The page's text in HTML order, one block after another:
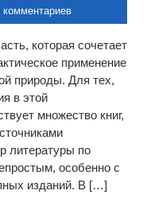
комментариев
которая сочетает
применение
природы. Для тех,
в этой
множество книг,
литературы по
особенно с
изданий. В […]